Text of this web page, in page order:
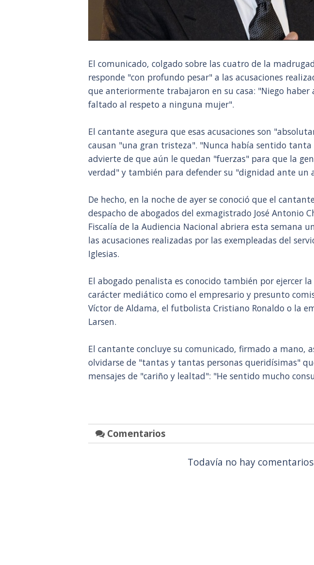
El comunicado, colgado sobre las cuatro de la
responde "con profundo pesar" a las acusaciones
que anteriormente trabajaron en su casa: "Niego haber
faltado al respeto a ninguna mujer".
El cantante asegura que esas acusaciones son
causan "una gran tristeza". "Nunca había sentido
advierte de que aún le quedan "fuerzas" para que la
verdad" y también para defender su "dignidad ante un
De hecho, en la noche de ayer se conoció que el
despacho de abogados del exmagistrado José Antonio
Fiscalía de la Audiencia Nacional abriera esta semana
las acusaciones realizadas por las exempleadas del
Iglesias.
El abogado penalista es conocido también por ejercer
carácter mediático como el empresario y presunto
Víctor de Aldama, el futbolista Cristiano Ronaldo o la
Larsen.
El cantante concluye su comunicado, firmado a mano,
olvidarse de "tantas y tantas personas queridísimas"
mensajes de "cariño y lealtad": "He sentido mucho
Comentarios
Todavía no hay comentarios